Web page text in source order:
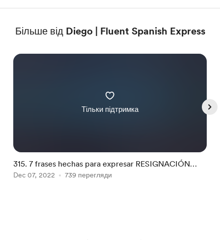
Більше від Diego | Fluent Spanish Express
Тільки підтримка
315. 7 frases hechas para expresar RESIGNACIÓN
[TRANSCRIPCIÓN]
Dec 07, 2022 739 перегляди